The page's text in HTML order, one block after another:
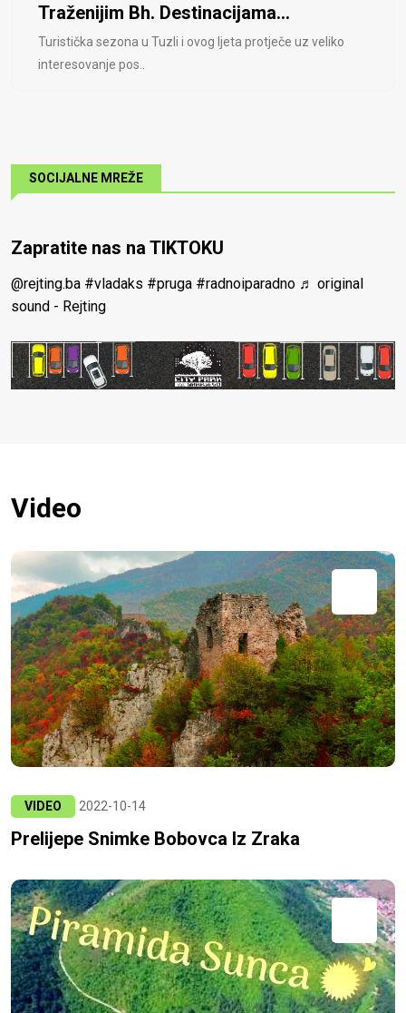
Traženijim Bh. Destinacijama...
Turistička sezona u Tuzli i ovog ljeta protječe uz veliko
interesovanje pos..
SOCIJALNE MREŽE
Zapratite nas na TIKTOKU
@rejting.ba #vladaks #pruga #radnoiparadno ♬ original
sound - Rejting
Video
VIDEO 2022-10-14
Prelijepe Snimke Bobovca Iz Zraka